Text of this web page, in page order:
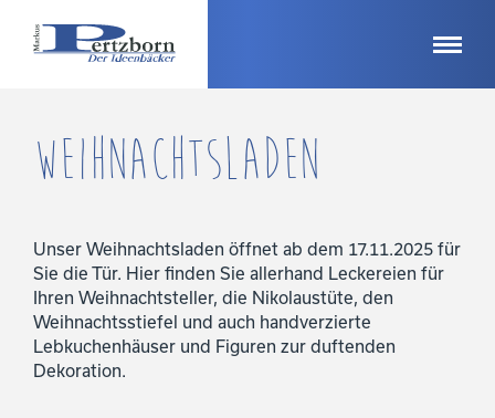
Weihnachtsladen
Unser Weihnachtsladen öffnet ab dem 17.11.2025 für
Sie die Tür. Hier finden Sie allerhand Leckereien für
Ihren Weihnachtsteller, die Nikolaustüte, den
Weihnachtsstiefel und auch handverzierte
Lebkuchenhäuser und Figuren zur duftenden
Dekoration.